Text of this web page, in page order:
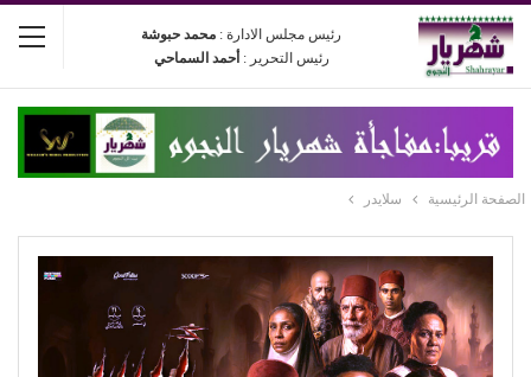
رئيس مجلس الادارة : محمد حبوشة
رئيس التحرير : أحمد السماحي
الصفحة الرئيسية سلايدر